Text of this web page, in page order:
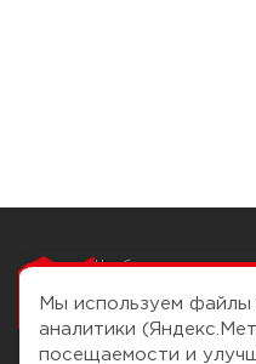
Чтобы вам легко
Мы используем
аналитики
посещаемости и